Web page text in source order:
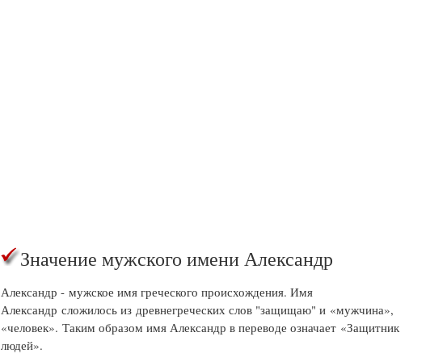
Значение мужского имени Александр
Александр - мужское имя греческого происхождения. Имя
Александр сложилось из древнегреческих слов "защищаю" и «мужчина»,
«человек». Таким образом имя Александр в переводе означает «Защитник
людей».